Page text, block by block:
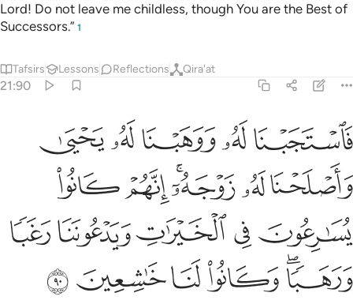
Lord! Do not leave me childless, though You are the Best of
Successors.” 1
Tafsirs Lessons Reflections Qira'at
21:90
فاستجبنا له ووهبنا له يحيى واصلحنا له زوجه انهم كانوا يسارعون في
فَٱسْتَجَبْنَا لَهُۥ وَوَهَبْنَا لَهُۥ يَحْيَىٰ وَأَصْلَحْنَا لَهُۥ زَوْجَهُۥٓ ۚ إِنَّهُمْ
ﲬﲭﲮﲯﲰ
ﲱﲲﲳﲴﲵﲶ
ﲷﲸﲹﲺﲻ
ﲼﲽﲾﲿﳀﳁ